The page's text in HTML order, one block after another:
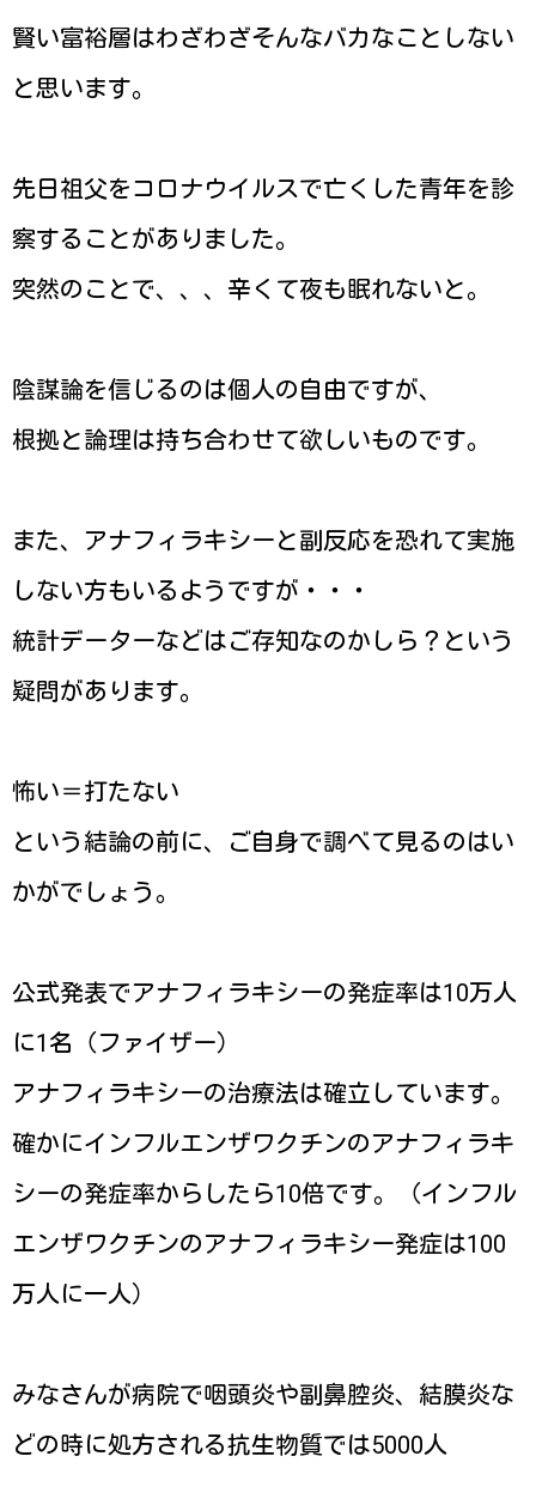
賢い富裕層はわざわざそんなバカなことしない
と思います。
先日祖父をコロナウイルスで亡くした青年を診
察することがありました。
突然のことで、、、辛くて夜も眠れないと。
陰謀論を信じるのは個人の自由ですが、
根拠と論理は持ち合わせて欲しいものです。
また、アナフィラキシーと副反応を恐れて実施
しない方もいるようですが・・・
統計データーなどはご存知なのかしら？という
疑問があります。
怖い＝打たない
という結論の前に、ご自身で調べて見るのはい
かがでしょう。
公式発表でアナフィラキシーの発症率は10万人
に1名（ファイザー）
アナフィラキシーの治療法は確立しています。
確かにインフルエンザワクチンのアナフィラキ
シーの発症率からしたら10倍です。（インフル
エンザワクチンのアナフィラキシー発症は100
万人に一人）
みなさんが病院で咽頭炎や副鼻腔炎、結膜炎な
どの時に処方される抗生物質では5000人